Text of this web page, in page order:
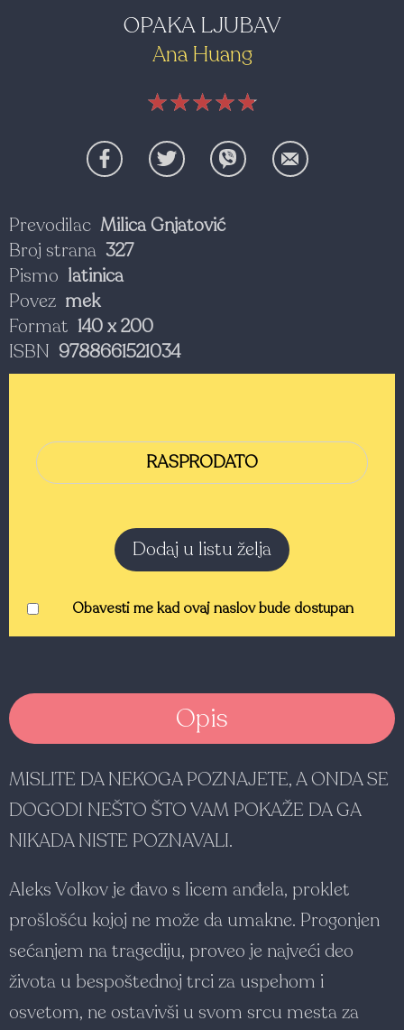
OPAKA LJUBAV
Ana Huang
★★★★★
★★★★★
★★★★★
Prevodilac Milica Gnjatović
Broj strana 327
Pismo latinica
Povez mek
Format 140 x 200
ISBN 9788661521034
RASPRODATO
Dodaj u listu želja
Obavesti me kad ovaj naslov bude dostupan
Opis
MISLITE DA NEKOGA POZNAJETE, A ONDA SE
DOGODI NEŠTO ŠTO VAM POKAŽE DA GA
NIKADA NISTE POZNAVALI.
Aleks Volkov je đavo s licem anđela, proklet
prošlošću kojoj ne može da umakne. Progonjen
sećanjem na tragediju, proveo je najveći deo
života u bespoštednoj trci za uspehom i
osvetom, ne ostavivši u svom srcu mesta za